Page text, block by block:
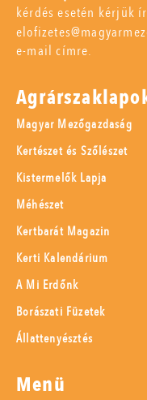
kérdés esetén kérjük
e-mail címre.
Magyar Mezőgazdaság
Kertészet és Szőlészet
Kistermelők Lapja
Méhészet
Kertbarát Magazin
Kerti Kalendárium
A Mi Erdőnk
Borászati Füzetek
Állattenyésztés
Menü